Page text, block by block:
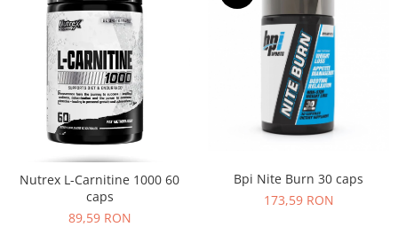
Nutrex L-Carnitine 1000 60
caps
89,59 RON
Bpi Nite Burn 30 caps
173,59 RON